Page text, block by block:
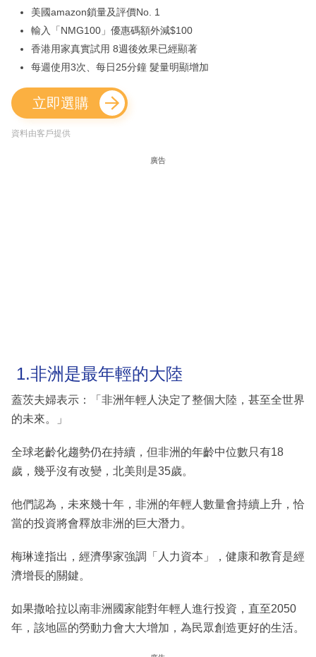
美國amazon鎖量及評價No. 1
輸入「NMG100」優惠碼額外減$100
香港用家真實試用 8週後效果已經顯著
每週使用3次、每日25分鐘 髮量明顯增加
立即選購
資料由客戶提供
廣告
1.非洲是最年輕的大陸
蓋茨夫婦表示：「非洲年輕人決定了整個大陸，甚至全世界
的未來。」
全球老齡化趨勢仍在持續，但非洲的年齡中位數只有18
歲，幾乎沒有改變，北美則是35歲。
他們認為，未來幾十年，非洲的年輕人數量會持續上升，恰
當的投資將會釋放非洲的巨大潛力。
梅琳達指出，經濟學家強調「人力資本」，健康和教育是經
濟增長的關鍵。
如果撒哈拉以南非洲國家能對年輕人進行投資，直至2050
年，該地區的勞動力會大大增加，為民眾創造更好的生活。